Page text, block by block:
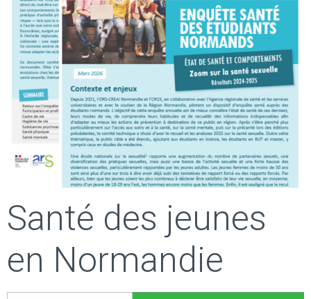
Santé des jeunes
en Normandie